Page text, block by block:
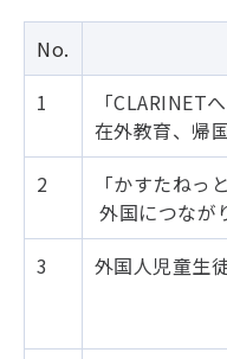
No.
1
「CLARINET
在外教育、帰
2
「かすたねっと
外国につなが
3
外国人児童生